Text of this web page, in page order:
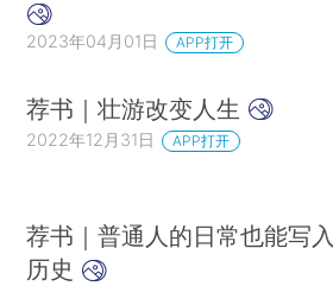
2023年04月01日 APP打开
荐书｜壮游改变人生
2022年12月31日 APP打开
荐书｜普通人的日常也能写入
历史